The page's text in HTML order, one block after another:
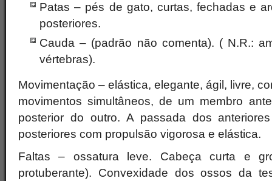
Patas – pés de gato, curtas, fechadas e
posteriores.
Cauda – (padrão não comenta). ( N.R.:
vértebras).
Movimentação – elástica, elegante, ágil, livre,
movimentos simultâneos, de um membro
posterior do outro. A passada dos
posteriores com propulsão vigorosa e elástica.
Faltas – ossatura leve. Cabeça curta e
protuberante). Convexidade dos ossos da